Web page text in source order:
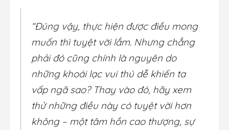
“Đúng vậy, thực hiện được điều mong
muốn thì tuyệt vời lắm. Nhưng chẳng
phải đó cũng chính là nguyên do
những khoái lạc vui thú dễ khiến ta
vấp ngã sao? Thay vào đó, hãy xem
thử những điều này có tuyệt vời hơn
không – một tâm hồn cao thượng, sự